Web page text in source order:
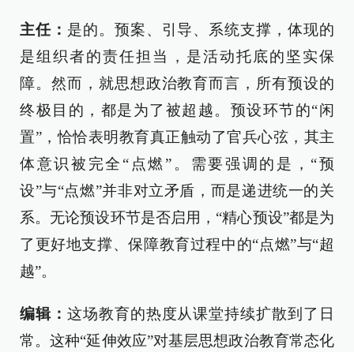
主任： 是的。预案、引导、系统支撑，体现的
是组织者的责任担当，是活动托底的坚实保
障。然而，就思想政治教育而言，所有预设的
终极目的，都是为了被超越。预设环节的“闲
置”，恰恰表明教育真正触动了官兵心弦，其主
体意识被完全“点燃”。需要强调的是，“预
设”与“点燃”并非对立矛盾，而是递进统一的关
系。无论预设环节是否启用，“精心预设”都是为
了更好地支撑、保障教育过程中的“点燃”与“超
越”。
编辑： 这场教育的热度从课堂持续扩散到了日
常。这种“延伸效应”对基层思想政治教育常态化